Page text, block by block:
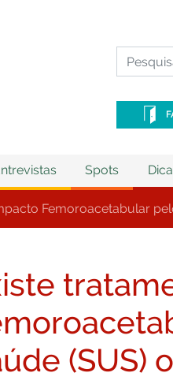
Spots
Femoroacetabular
(SUS)